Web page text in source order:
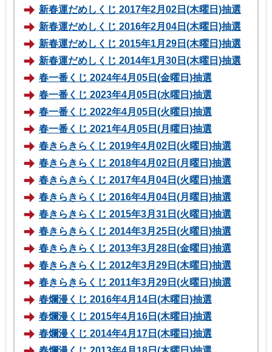
新春運だめしくじ 2017年2月02日(木曜日)抽選
新春運だめしくじ 2016年2月04日(木曜日)抽選
新春運だめしくじ 2015年1月29日(木曜日)抽選
新春運だめしくじ 2014年1月30日(木曜日)抽選
春一番くじ 2024年4月05日(金曜日)抽選
春一番くじ 2023年4月05日(水曜日)抽選
春一番くじ 2022年4月05日(火曜日)抽選
春一番くじ 2021年4月05日(月曜日)抽選
春きらきらくじ 2019年4月02日(火曜日)抽選
春きらきらくじ 2018年4月02日(月曜日)抽選
春きらきらくじ 2017年4月04日(火曜日)抽選
春きらきらくじ 2016年4月04日(月曜日)抽選
春きらきらくじ 2015年3月31日(火曜日)抽選
春きらきらくじ 2014年3月25日(火曜日)抽選
春きらきらくじ 2013年3月28日(金曜日)抽選
春きらきらくじ 2012年3月29日(木曜日)抽選
春きらきらくじ 2011年3月29日(火曜日)抽選
春爛漫くじ 2016年4月14日(木曜日)抽選
春爛漫くじ 2015年4月16日(木曜日)抽選
春爛漫くじ 2014年4月17日(木曜日)抽選